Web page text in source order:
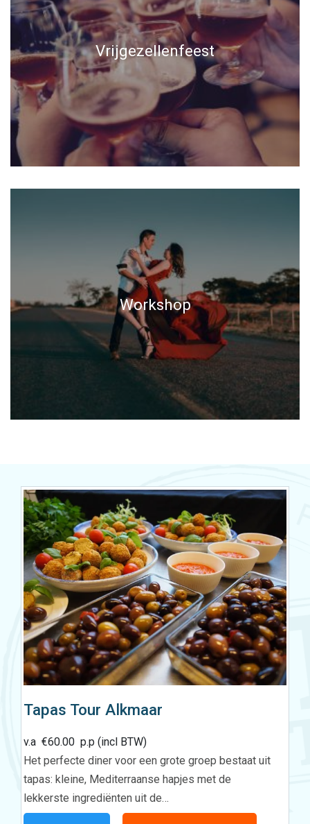
Vrijgezellenfeest
Workshop
Tapas Tour Alkmaar
v.a€60.00 p.p (incl BTW)
Het perfecte diner voor een grote groep bestaat uit
tapas: kleine, Mediterraanse hapjes met de
lekkerste ingrediënten uit de…